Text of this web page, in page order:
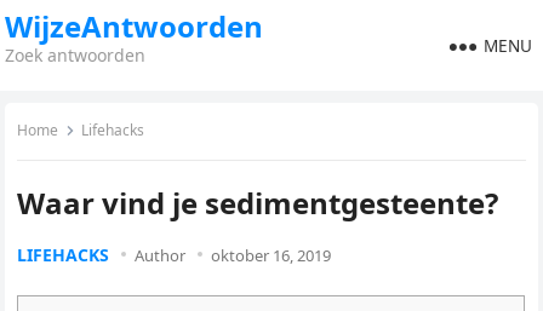
WijzeAntwoorden
Zoek antwoorden MENU
Home Lifehacks
Waar vind je sedimentgesteente?
LIFEHACKS Author oktober 16, 2019